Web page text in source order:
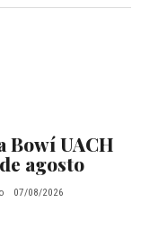
Bowí UACH
agosto
07/08/2026